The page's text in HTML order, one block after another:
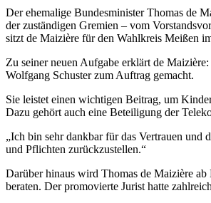
Der ehemalige Bundesminister Thomas de
der zuständigen Gremien – vom
sitzt de Maizière für den Wahlkreis Meißen
Zu seiner neuen Aufgabe erklärt de
Wolfgang Schuster zum Auftrag gemacht.
Sie leistet einen wichtigen Beitrag, um
Dazu gehört auch eine Beteiligung der
„Ich bin sehr dankbar für das Vertrauen
und Pflichten zurückzustellen.“
Darüber hinaus wird Thomas de Maizière ab
beraten. Der promovierte Jurist hatte